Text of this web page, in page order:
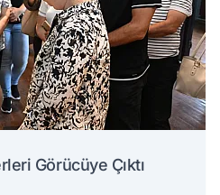
Görücüye Çıktı